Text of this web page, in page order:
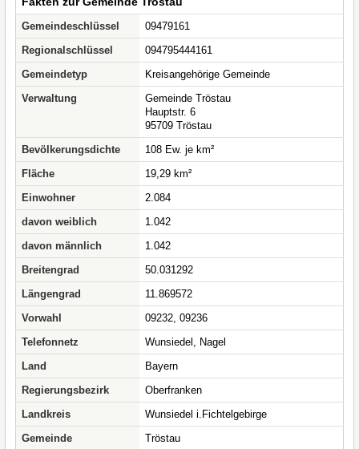
Gemeindeschlüssel
09479161
Regionalschlüssel
094795444161
Gemeindetyp
Kreisangehörige Gemeinde
Verwaltung
Gemeinde Tröstau
Hauptstr. 6
95709 Tröstau
Bevölkerungsdichte
108 Ew. je km²
Fläche
19,29 km²
Einwohner
2.084
davon weiblich
1.042
davon männlich
1.042
Breitengrad
50.031292
Längengrad
11.869572
Vorwahl
09232, 09236
Telefonnetz
Wunsiedel, Nagel
Land
Bayern
Regierungsbezirk
Oberfranken
Landkreis
Wunsiedel i.Fichtelgebirge
Gemeinde
Tröstau